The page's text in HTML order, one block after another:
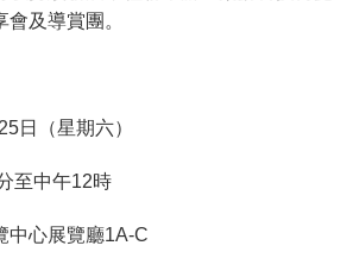
及導賞團。
日（星期六）
至中午12時
中心展覽廳1A-C